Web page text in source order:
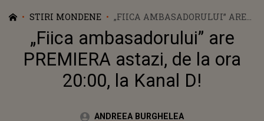
STIRI MONDENE
„FIICA AMBASADORULUI” ARE
PREMIERA ASTAZI, DE LA ORA
20:00, LA KANAL D!
„Fiica ambasadorului” are
PREMIERA astazi, de la ora
20:00, la Kanal D!
Autor:ANDREEA BURGHELEA